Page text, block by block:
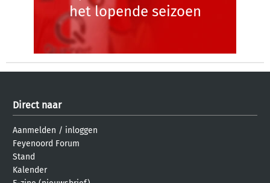
het lopende seizoen
Direct naar
Aanmelden / inloggen
Feyenoord Forum
Stand
Kalender